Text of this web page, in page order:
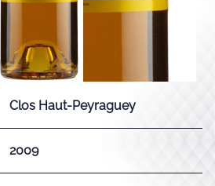
Clos Haut-Peyraguey
2009